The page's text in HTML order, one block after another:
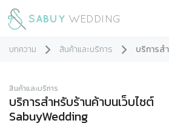
บทความ สินค้าและบริการ บริการส
สินค้าและบริการ
บริการสำหรับร้านค้าบนเว็บไซต์
SabuyWedding